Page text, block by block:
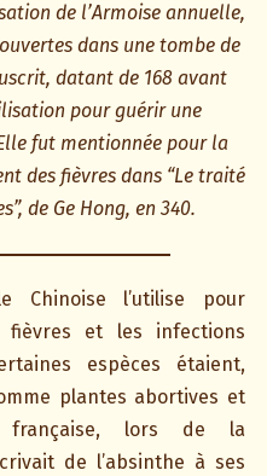
de l’Armoise annuelle,
dans une tombe de
datant de 168 avant
pour guérir une
fut mentionnée pour la
des fièvres dans “Le traité
de Ge Hong, en 340.
Chinoise l’utilise pour
fièvres et les infections
espèces étaient,
plantes abortives et
française, lors de la
de l’absinthe à ses